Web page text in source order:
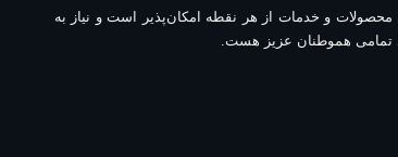
و خدمات از هر نقطه امکان‌پذیر است و نیاز به
هموطنان عزیز هست.